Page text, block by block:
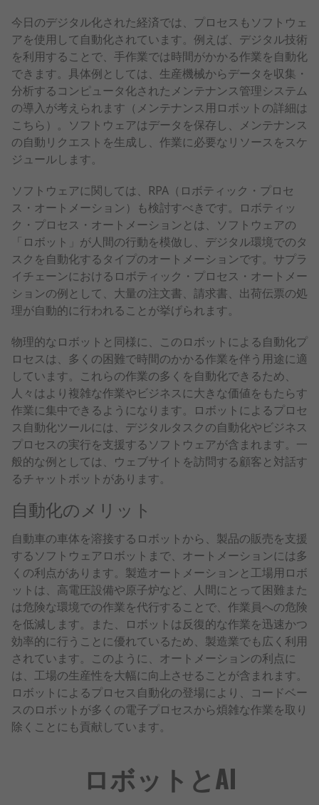
今日のデジタル化された経済では、プロセスもソフトウェ
アを使用して自動化されています。例えば、デジタル技術
を利用することで、手作業では時間がかかる作業を自動化
できます。具体例としては、生産機械からデータを収集・
分析するコンピュータ化されたメンテナンス管理システム
の導入が考えられます（メンテナンス用ロボットの詳細は
こちら）。ソフトウェアはデータを保存し、メンテナンス
の自動リクエストを生成し、作業に必要なリソースをスケ
ジュールします。
ソフトウェアに関しては、RPA（ロボティック・プロセ
ス・オートメーション）も検討すべきです。ロボティッ
ク・プロセス・オートメーションとは、ソフトウェアの
「ロボット」が人間の行動を模倣し、デジタル環境でのタ
スクを自動化するタイプのオートメーションです。サプラ
イチェーンにおけるロボティック・プロセス・オートメー
ションの例として、大量の注文書、請求書、出荷伝票の処
理が自動的に行われることが挙げられます。
物理的なロボットと同様に、このロボットによる自動化プ
ロセスは、多くの困難で時間のかかる作業を伴う用途に適
しています。これらの作業の多くを自動化できるため、
人々はより複雑な作業やビジネスに大きな価値をもたらす
作業に集中できるようになります。ロボットによるプロセ
ス自動化ツールには、デジタルタスクの自動化やビジネス
プロセスの実行を支援するソフトウェアが含まれます。一
般的な例としては、ウェブサイトを訪問する顧客と対話す
るチャットボットがあります。
自動化のメリット
自動車の車体を溶接するロボットから、製品の販売を支援
するソフトウェアロボットまで、オートメーションには多
くの利点があります。製造オートメーションと工場用ロボ
ットは、高電圧設備や原子炉など、人間にとって困難また
は危険な環境での作業を代行することで、作業員への危険
を低減します。また、ロボットは反復的な作業を迅速かつ
効率的に行うことに優れているため、製造業でも広く利用
されています。このように、オートメーションの利点に
は、工場の生産性を大幅に向上させることが含まれます。
ロボットによるプロセス自動化の登場により、コードベー
スのロボットが多くの電子プロセスから煩雑な作業を取り
除くことにも貢献しています。
ロボットとAI